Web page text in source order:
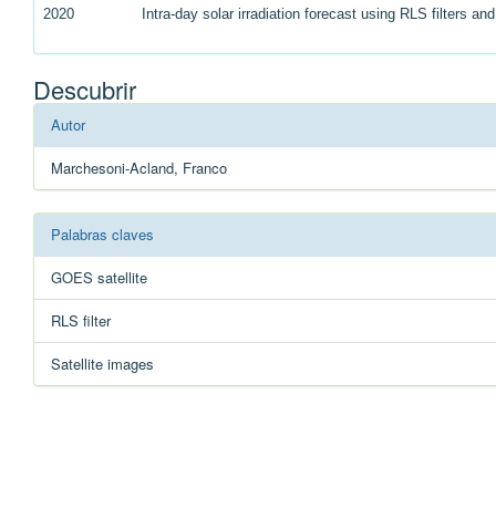
2020 Intra-day solar irradiation forecast using RLS filters
Descubrir
Autor
Marchesoni-Acland, Franco
Palabras claves
GOES satellite
RLS ﬁlter
Satellite images